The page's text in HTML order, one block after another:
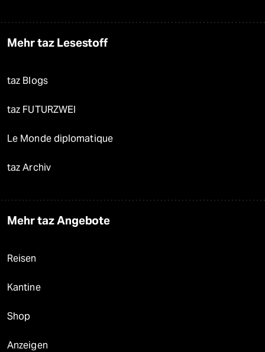
Mehr taz Lesestoff
taz Blogs
taz FUTURZWEI
Le Monde diplomatique
taz Archiv
Mehr taz Angebote
Reisen
Kantine
Shop
Anzeigen